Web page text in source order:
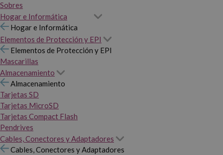
Sobres
Hogar e Informática
Hogar e Informática
Elementos de Protección y EPI
Elementos de Protección y EPI
Mascarillas
Almacenamiento
Almacenamiento
Tarjetas SD
Tarjetas MicroSD
Tarjetas Compact Flash
Pendrives
Cables, Conectores y Adaptadores
Cables, Conectores y Adaptadores